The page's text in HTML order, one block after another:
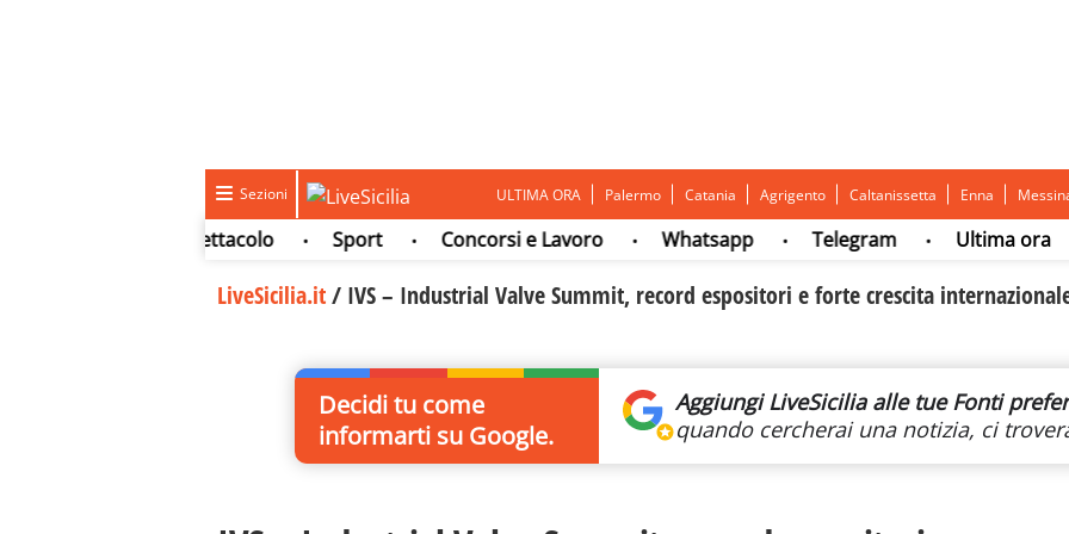
Sezioni ULTIMA ORA Palermo Catania Agrigento Caltanissetta Enna
Cultura e spettacolo • Sport • Concorsi e Lavoro • Whatsapp • Telegram • Ultima ora •
LiveSicilia.it/ IVS – Industrial Valve Summit, record espositori e forte crescita
Decidi tu come
informarti su Google.
Aggiungi LiveSicilia alle tue Fonti
quando cercheraiuna notizia, ci